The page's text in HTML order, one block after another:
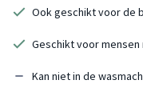
Ook geschikt voor de
Geschikt voor
Kan niet in de